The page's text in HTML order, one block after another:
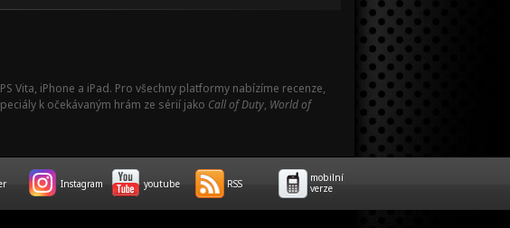
Vita, iPhone a iPad. Pro všechny platformy nabízíme recenze,
k očekávaným hrám ze sérií jako Call of Duty, World of
Instagram youtube RSS
mobilní
verze